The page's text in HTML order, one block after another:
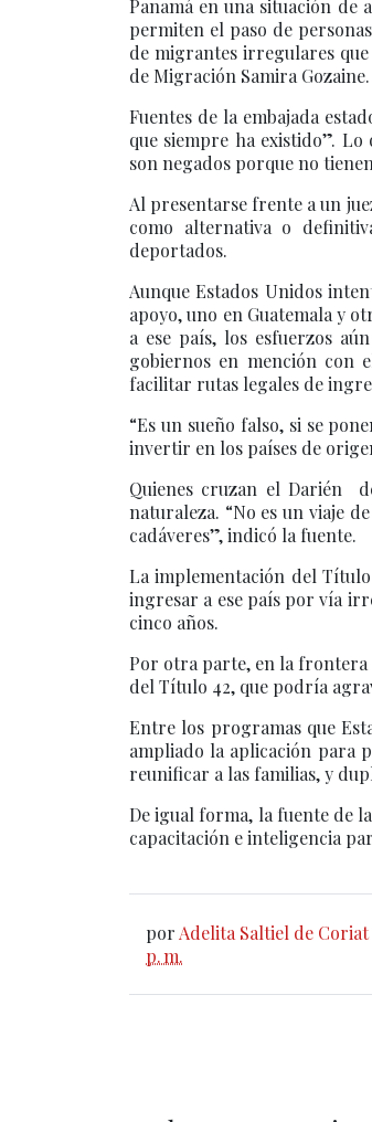
Panamá en una situación de
permiten el paso de
de migrantes irregulares
de Migración Samira Gozaine.
Fuentes de la embajada
que siempre ha existido”.
son negados porque no
Al presentarse frente a un
como alternativa o
deportados.
Aunque Estados Unidos
apoyo, uno en Guatemala y
a ese país, los esfuerzos
gobiernos en mención con
facilitar rutas legales de
“Es un sueño falso, si se
invertir en los países de
Quienes cruzan el Darién
naturaleza. “No es un viaje
cadáveres”, indicó la fuente.
La implementación del
ingresar a ese país por vía
cinco años.
Por otra parte, en la frontera
del Título 42, que podría
Entre los programas que
ampliado la aplicación para
reunificar a las familias, y
De igual forma, la fuente de
capacitación e inteligencia
por Adelita Saltiel de Coriat
p. m.